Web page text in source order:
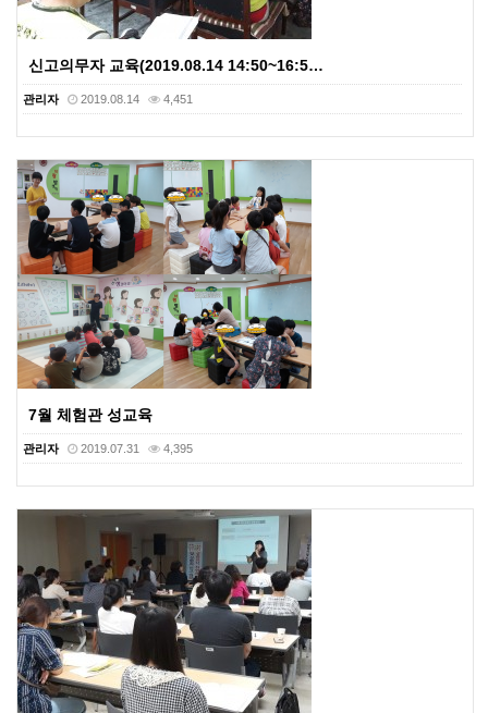
신고의무자 교육(2019.08.14 14:50~16:5…
관리자 2019.08.14 4,451
7월 체험관 성교육
관리자 2019.07.31 4,395